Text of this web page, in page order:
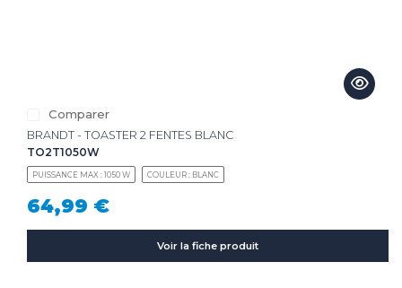
Comparer
BRANDT - TOASTER 2 FENTES BLANC
TO2T1050W
PUISSANCE MAX : 1050 W COULEUR : BLANC
64,99 €
Voir la fiche produit